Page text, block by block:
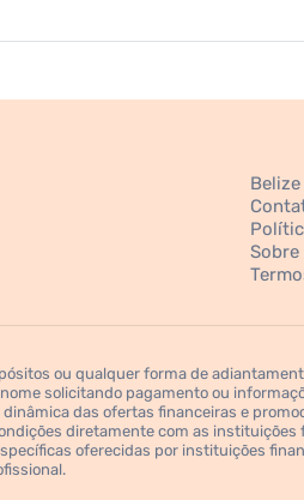
Sobre
ou qualquer forma de
solicitando pagamento ou
das ofertas financeiras e
diretamente com as instituições
oferecidas por instituições